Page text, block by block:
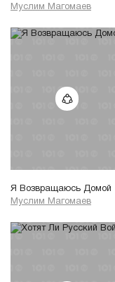
Муслим Магомаев
Я Возвращаюсь Домой
Муслим Магомаев